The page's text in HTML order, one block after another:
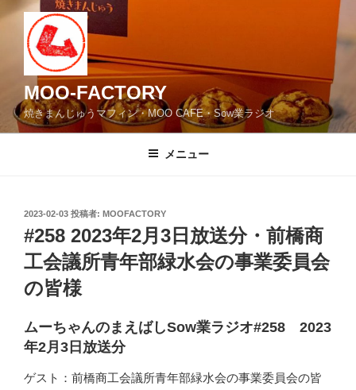
MOO-FACTORY
焼きまんじゅうマフィン・MOO CAFE・Sow業ラジオ
メニュー
投
稿
日:
2023-02-03 投稿者: MOOFACTORY
#258 2023年2月3日放送分・前橋商
工会議所青年部緑水会の事業委員会
の皆様
ムーちゃんのまえばしSow業ラジオ#258 2023
年2月3日放送分
ゲスト：前橋商工会議所青年部緑水会の事業委員会の皆